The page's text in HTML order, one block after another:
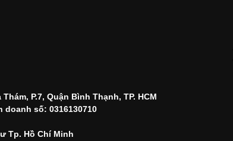
P.7, Quận Bình Thạnh, TP. HCM
số: 0316130710
Tp. Hồ Chí Minh